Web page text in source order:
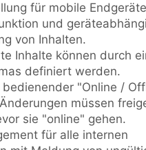
für mobile
und
von Inhalten.
Inhalte können durch
definiert werden.
bedienender "Online /
müssen
sie "online" gehen.
für alle internen